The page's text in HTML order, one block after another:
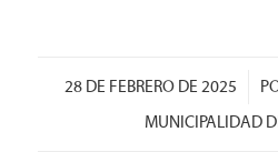
28 DE FEBRERO DE 2025
/
MUNICIPALIDAD